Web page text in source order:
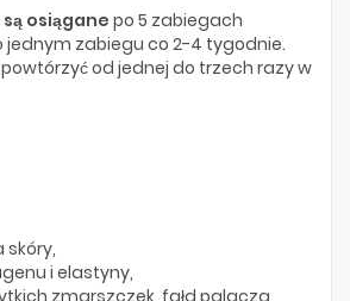
osiągane po 5 zabiegach
jednym zabiegu co 2-4 tygodnie.
od jednej do trzech razy w
i elastyny,